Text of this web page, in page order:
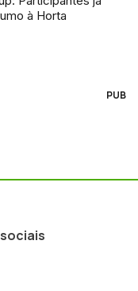
à Horta
PUB